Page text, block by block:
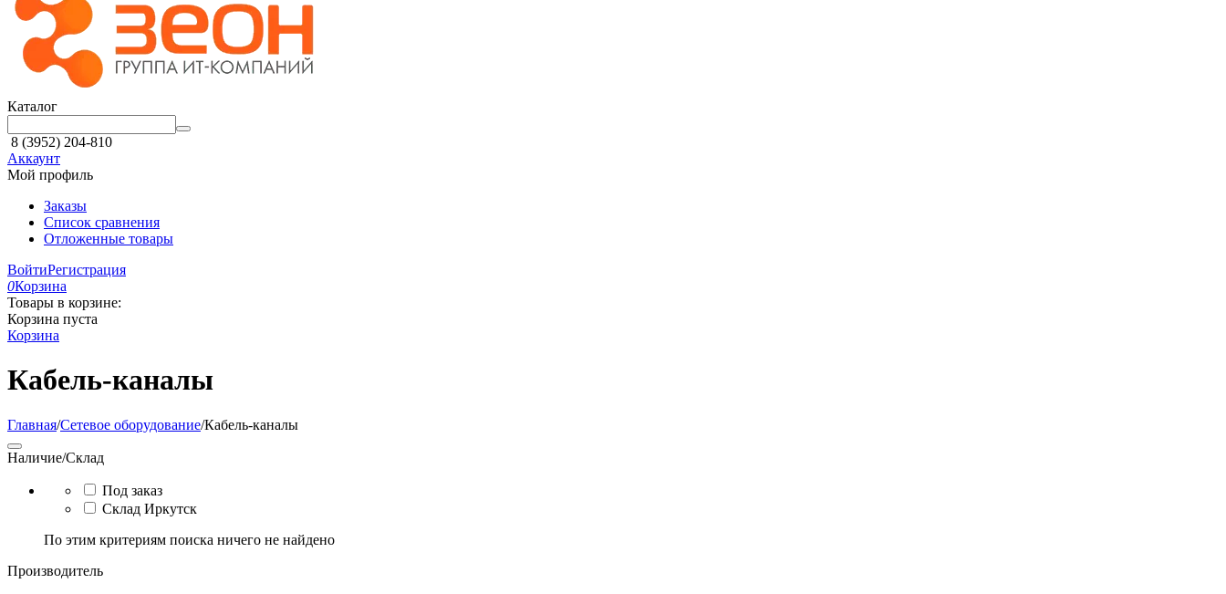
Каталог
8 (3952) 204-810
Аккаунт
Мой профиль
Заказы
Список сравнения
Отложенные товары
ВойтиРегистрация
0Корзина
Товары в корзине:
Корзина пуста
Корзина
Кабель-каналы
Главная/Сетевое оборудование/Кабель-каналы
Наличие/Склад
Под заказ
Склад Иркутск
По этим критериям поиска ничего не найдено
Производитель